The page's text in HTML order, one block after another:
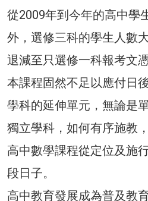
從2009年到今年的高中學
外，選修三科的學生人數
退減至只選修一科報考文
本課程固然不足以應付日
學科的延伸單元，無論是
獨立學科，如何有序施教
高中數學課程從定位及施
段日子。
高中教育發展成為普及教